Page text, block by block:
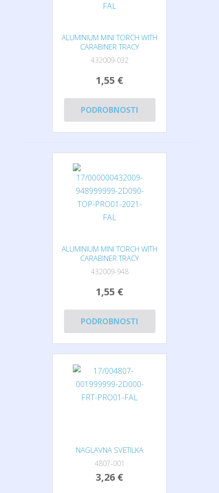
ALUMINIUM MINI TORCH WITH
CARABINER TRACY
432009-032
1,55 €
PODROBNOSTI
ALUMINIUM MINI TORCH WITH
CARABINER TRACY
432009-948
1,55 €
PODROBNOSTI
NAGLAVNA SVETILKA
4807-001
3,26 €